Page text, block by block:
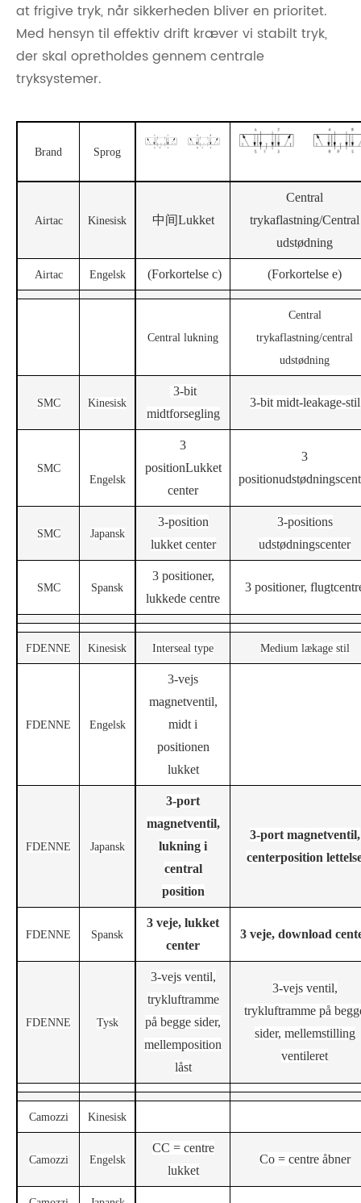
at frigive tryk, når sikkerheden bliver en prioritet.
Med hensyn til effektiv drift kræver vi stabilt tryk,
der skal opretholdes gennem centrale
tryksystemer.
Brand Sprog
Airtac Kinesisk 中间Lukket
Central
trykaflastning/Central
udstødning
Airtac Engelsk (Forkortelse c) (Forkortelse e)
Central lukning
Central
trykaflastning/central
udstødning
SMC Kinesisk
3-bit
midtforsegling
3-bit midt-leakage-stil
SMC
Engelsk
3
positionLukket
center
3
position
SMC Japansk
3-position
lukket center
3-positions
udstødningscenter
SMC Spansk
3 positioner,
lukkede centre
3 positioner,
FDENNE Kinesisk Interseal type Medium lækage stil
FDENNE Engelsk
3-vejs
magnetventil,
midt i
positionen
lukket
FDENNE Japansk
3-port
magnetventil,
lukning i
central
position
3-port magnetventil,
centerposition
FDENNE Spansk
3 veje, lukket
center
3 veje, download
FDENNE Tysk
3-vejs ventil,
trykluftramme
på begge sider,
mellemposition
låst
3-vejs ventil,
trykluftramme på
sider, mellemstilling
ventileret
Camozzi Kinesisk
Camozzi Engelsk
CC = centre
lukket
Co = centre åbner